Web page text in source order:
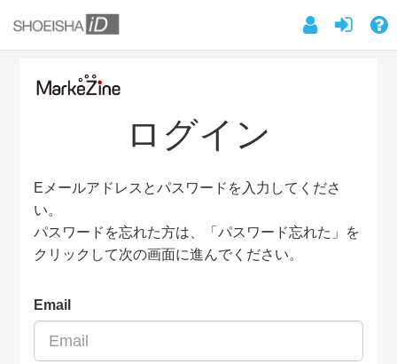
ログイン
Eメールアドレスとパスワードを入力してくださ
い。
パスワードを忘れた方は、「パスワード忘れた」を
クリックして次の画面に進んでください。
Email